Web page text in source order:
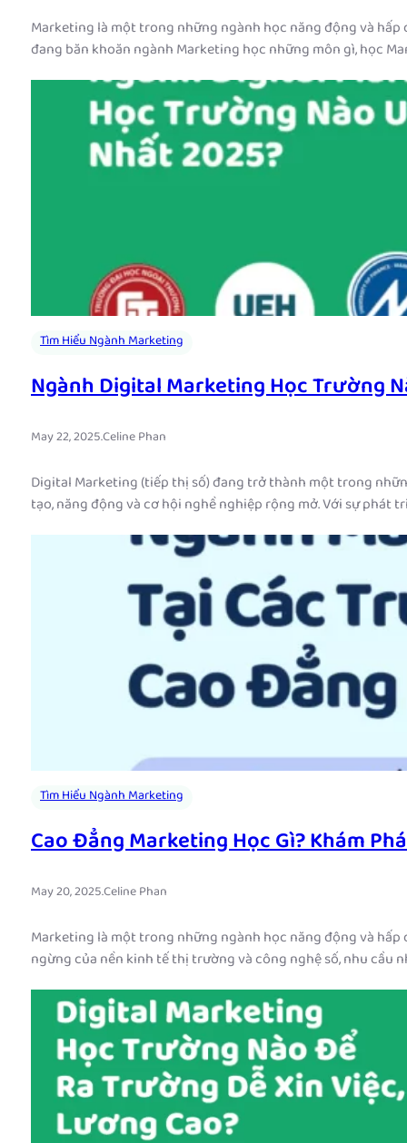
Marketing là một trong những ngành học năng động và hấp
đang băn khoăn ngành Marketing học những môn gì, học
Tìm Hiểu Ngành Marketing
Ngành Digital Marketing Học Trường
May 22, 2025.Celine Phan
Digital Marketing (tiếp thị số) đang trở thành một trong
tạo, năng động và cơ hội nghề nghiệp rộng mở. Với sự phát
Tìm Hiểu Ngành Marketing
Cao Đẳng Marketing Học Gì? Khám
May 20, 2025.Celine Phan
Marketing là một trong những ngành học năng động và
ngừng của nền kinh tế thị trường và công nghệ số, nhu cầu